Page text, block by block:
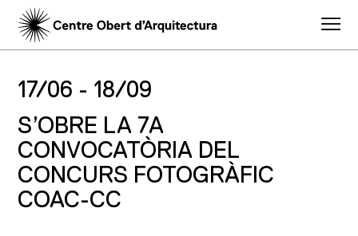
17/06 - 18/09
S’OBRE LA 7A
CONVOCATÒRIA DEL
CONCURS FOTOGRÀFIC
COAC-CC